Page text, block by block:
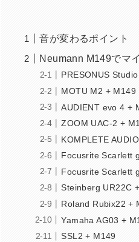
音が変わるポイント
Neumann M149でマ
PRESONUS
MOTU M2 + M149
AUDIENT evo 4 +
ZOOM UAC-2 +
KOMPLETE
Focusrite Scarlett
Focusrite Scarlett
Steinberg UR22C
Roland Rubix22 +
Yamaha AG03 +
SSL2 + M149